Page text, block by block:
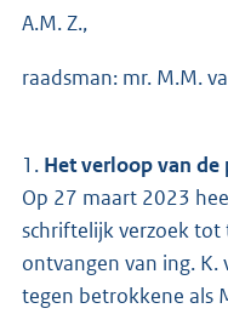
A.M. Z.,
raadsman: mr. M.M.
1. Het verloop van de
Op 27 maart 2023
schriftelijk verzoek
ontvangen van ing.
tegen betrokkene als